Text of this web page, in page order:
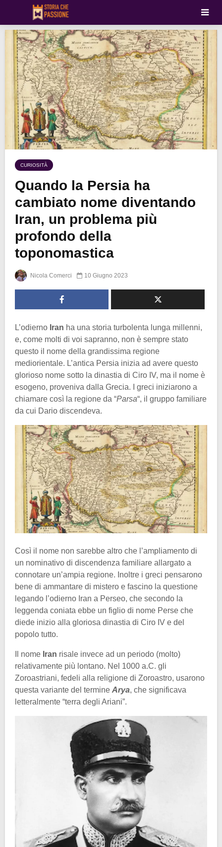
CURIOSITÀ
Quando la Persia ha
cambiato nome diventando
Iran, un problema più
profondo della
toponomastica
Nicola Comerci 10 Giugno 2023
L’odierno Iran ha una storia turbolenta lunga millenni,
e, come molti di voi sapranno, non è sempre stato
questo il nome della grandissima regione
mediorientale. L’antica Persia inizia ad avere questo
glorioso nome sotto la dinastia di Ciro IV, ma il nome è
esogeno, proveniva dalla Grecia. I greci iniziarono a
chiamare così la regione da “Parsa“, il gruppo familiare
da cui Dario discendeva.
Così il nome non sarebbe altro che l’ampliamento di
un nominativo di discendenza familiare allargato a
connotare un’ampia regione. Inoltre i greci pensarono
bene di ammantare di mistero e fascino la questione
legando l’odierno Iran a Perseo, che secondo la
leggenda coniata ebbe un figlio di nome Perse che
diede inizio alla gloriosa dinastia di Ciro IV e del
popolo tutto.
Il nome Iran risale invece ad un periodo (molto)
relativamente più lontano. Nel 1000 a.C. gli
Zoroastriani, fedeli alla religione di Zoroastro, usarono
questa variante del termine Arya, che significava
letteralmente “terra degli Ariani”.